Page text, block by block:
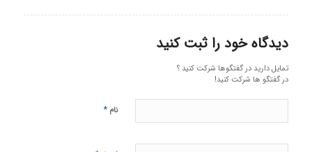
دیدگاه خود را ثبت کنید
تمایل دارید در گفتگوها شرکت کنید ؟
در گفتگو ها شرکت کنید!
نام *